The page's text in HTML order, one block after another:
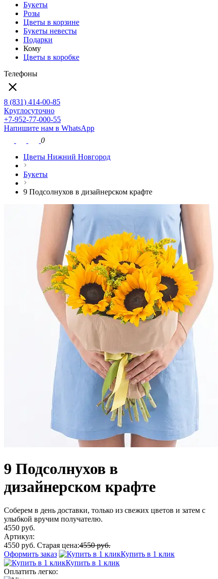
Букеты
Розы
Цветы в корзине
Букеты невесты
Подарки
Кому
Цветы в коробке
Телефоны
8 (831) 414-00-85
Круглосуточно
+7-952-77-000-55
Напишите нам в WhatsApp
0
Цветы Нижний Новгород
Букеты
9 Подсолнухов в дизайнерском крафте
9 Подсолнухов в
дизайнерском крафте
Соберем в день доставки, только из свежих цветов и затем с
улыбкой вручим получателю.
4550 руб.
Артикул:
4550 руб. Старая цена:4550 руб.
Оформить заказ
Купить в 1 клик
Купить в 1 клик
Оплатить легко: